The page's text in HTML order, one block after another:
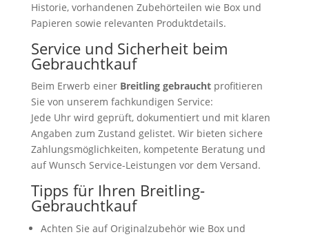
Historie, vorhandenen Zubehörteilen wie Box und
Papieren sowie relevanten Produktdetails.
Service und Sicherheit beim
Gebrauchtkauf
Beim Erwerb einer Breitling gebrauchtprofitieren
Sie von unserem fachkundigen Service:
Jede Uhr wird geprüft, dokumentiert und mit klaren
Angaben zum Zustand gelistet. Wir bieten sichere
Zahlungsmöglichkeiten, kompetente Beratung und
auf Wunsch Service-Leistungen vor dem Versand.
Tipps für Ihren Breitling-
Gebrauchtkauf
Achten Sie auf Originalzubehör wie Box und